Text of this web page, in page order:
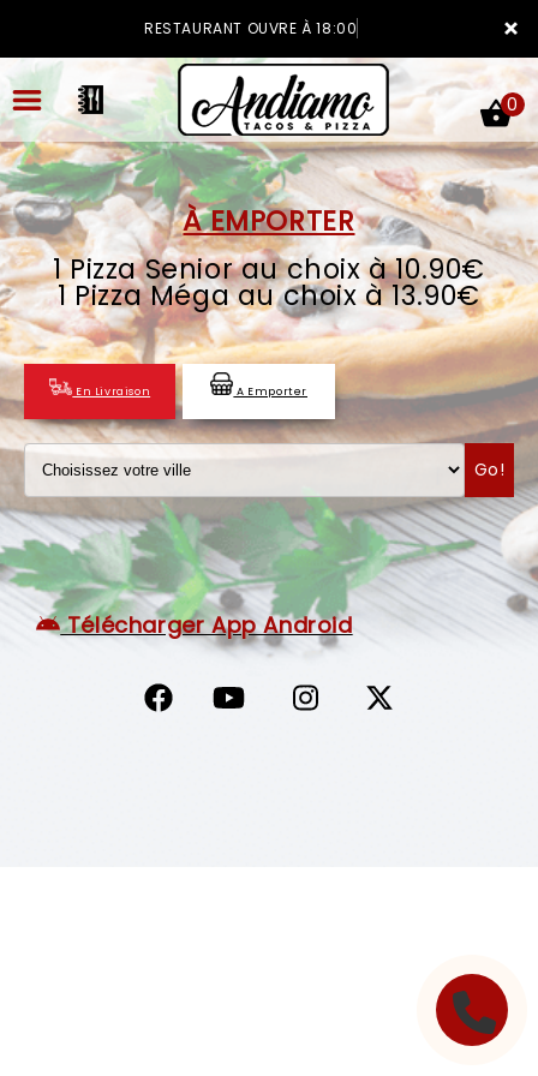
×
RESTAURANT OUVRE À 18:00
ACCUEIL
LA CARTE
VOTRE COMPTE
NOTRE RESTAURANT
MENTIONS LÉGALES
C.G.V
0
À EMPORTER
1 Pizza Senior au choix à 10.90€
1 Pizza Méga au choix à 13.90€
En Livraison A Emporter
Go!
Télécharger App Android